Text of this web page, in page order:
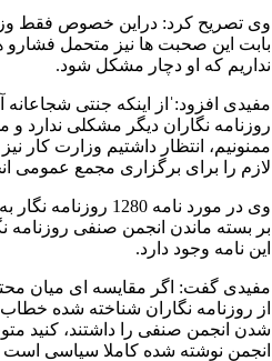
وی تصریح کرد: دراین خصوص فقط
بابت این صحبت ها نیز متحمل فشارو
نداریم که او دچار مشکل شود.
مفیدی افزود:ˈاز اینکه جنتی
روزنامه نگاران دیگر مشکلی ندارد و
ممنونیم، انتظار داشتیم وزارت کار
لازم را برای برگزاری مجمع عمومی
وی در مورد نامه
بر بسته ماندن انجمن صنفی روزنامه
این نامه وجود دارد.
مفیدی گفت: اگر مقایسه ای میان
از روزنامه نگاران شناخته شده
شدن انجمن صنفی را داشتند، کنید
انجمن نوشته شده کاملا سیاسی